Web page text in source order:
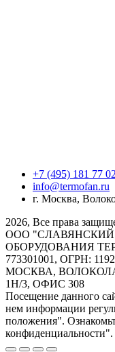
+7 (495) 181 77 02
info@termofan.ru
г. Москва,
2026, Все права
ООО
ОБОРУДОВАНИЯ
773301001, ОГРН:
МОСКВА,
1Н/3, ОФИС 308
Посещение данного
нем информации
положения".
конфиденциальности".